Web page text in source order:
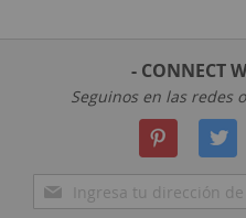
- CONNECT
Seguinos en las redes
Inscríbase
a